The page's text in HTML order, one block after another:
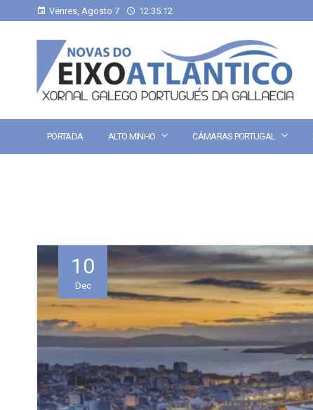
Venres, Agosto 7 12:35:12
PORTADA ALTO MINHO CÁMARAS PORTUGAL
10
Dec